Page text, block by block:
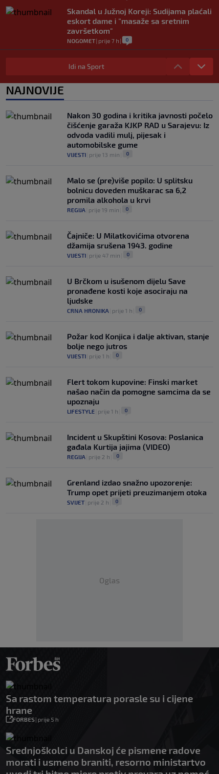
Skandal u Južnoj Koreji: Sudijama plaćali
eskort dame i "masaže sa sretnim
završetkom"
NOGOMET| prije 7 h | 0
Barcelona poslala prvu ponudu za
Rodrija, Manchester City traži znatno
0
trener u historiji i jedan od najplaćenijih
selektora svijeta
NOGOMET |prije 9 h 0
Idi na Sport
NAJNOVIJE
Nakon 30 godina i kritika javnosti počelo
čišćenje garaža KJKP RAD u Sarajevu: Iz
odvoda vadili mulj, pijesak i
automobilske gume
VIJESTI prije 13 min 0
Malo se (pre)više popilo: U splitsku
bolnicu doveden muškarac sa 6,2
promila alkohola u krvi
REGIJA prije 19 min 0
Čajniče: U Milatkovićima otvorena
džamija srušena 1943. godine
VIJESTI prije 47 min 0
U Brčkom u isušenom dijelu Save
pronađene kosti koje asociraju na
ljudske
CRNA HRONIKA prije 1 h 0
Požar kod Konjica i dalje aktivan, stanje
bolje nego jutros
VIJESTI prije 1 h 0
Flert tokom kupovine: Finski market
našao način da pomogne samcima da se
upoznaju
LIFESTYLE prije 1 h 0
Incident u Skupštini Kosova: Poslanica
gađala Kurtija jajima (VIDEO)
REGIJA prije 2 h 0
Grenland izdao snažno upozorenje:
Trump opet prijeti preuzimanjem otoka
SVIJET prije 2 h 0
Oglas
Sa rastom temperatura porasle su i cijene
hrane
FORBES| prije 5 h
Srednjoškolci u Danskoj će pismene radove
morati i usmeno braniti, resorno ministartvo